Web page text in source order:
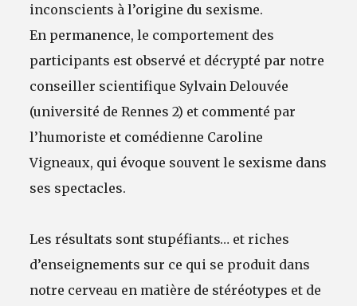
inconscients à l’origine du sexisme.
En permanence, le comportement des
participants est observé et décrypté par notre
conseiller scientifique Sylvain Delouvée
(université de Rennes 2) et commenté par
l’humoriste et comédienne Caroline
Vigneaux, qui évoque souvent le sexisme dans
ses spectacles.
Les résultats sont stupéfiants… et riches
d’enseignements sur ce qui se produit dans
notre cerveau en matière de stéréotypes et de